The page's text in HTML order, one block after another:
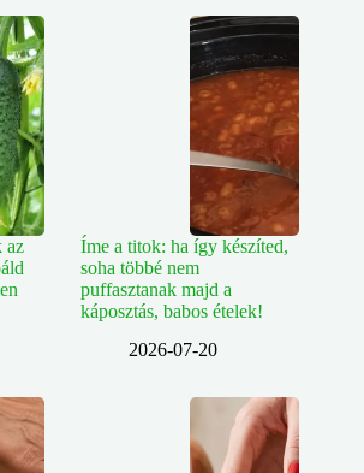
az
Íme a titok: ha így készíted,
soha többé nem
puffasztanak majd a
káposztás, babos ételek!
2026-07-20